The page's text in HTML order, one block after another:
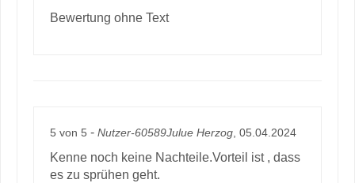
Bewertung ohne Text
5 von 5 - Nutzer-60589Julue Herzog , 05.04.2024
Kenne noch keine Nachteile.Vorteil ist , dass
es zu sprühen geht.